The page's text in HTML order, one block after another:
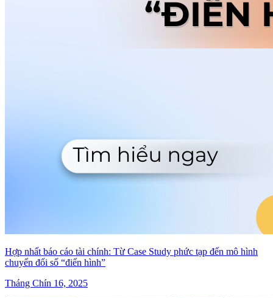
Hợp nhất báo cáo tài chính: Từ Case Study phức tạp đến mô hình
chuyển đổi số “điển hình”
Tháng Chín 16, 2025